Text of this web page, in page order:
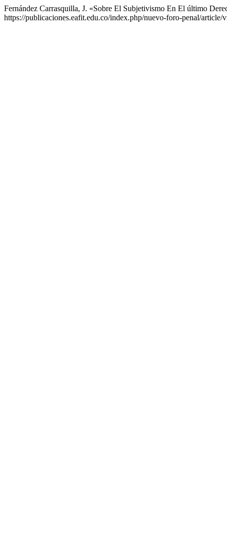
Fernández Carrasquilla, J. «Sobre El Subjetivismo En El último
https://publicaciones.eafit.edu.co/index.php/nuevo-foro-penal/article/